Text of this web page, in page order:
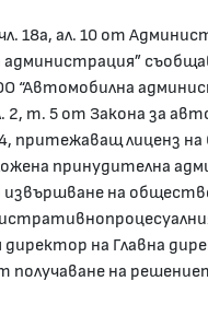
18а, ал. 10 от
администрация”
“Автомобилна
2, т. 5 от Закона за
притежаващ лиценз
принудителна
извършване на
директор на Главна
получаване на